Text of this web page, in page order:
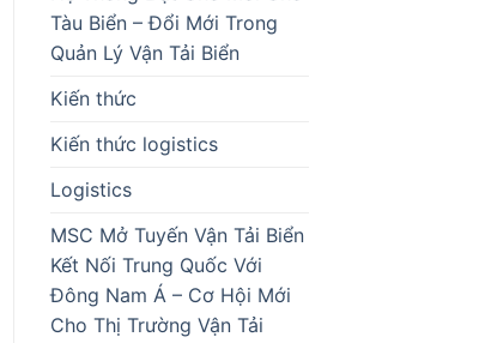
Tàu Biển – Đổi Mới Trong
Quản Lý Vận Tải Biển
Kiến thức
Kiến thức logistics
Logistics
MSC Mở Tuyến Vận Tải Biển
Kết Nối Trung Quốc Với
Đông Nam Á – Cơ Hội Mới
Cho Thị Trường Vận Tải